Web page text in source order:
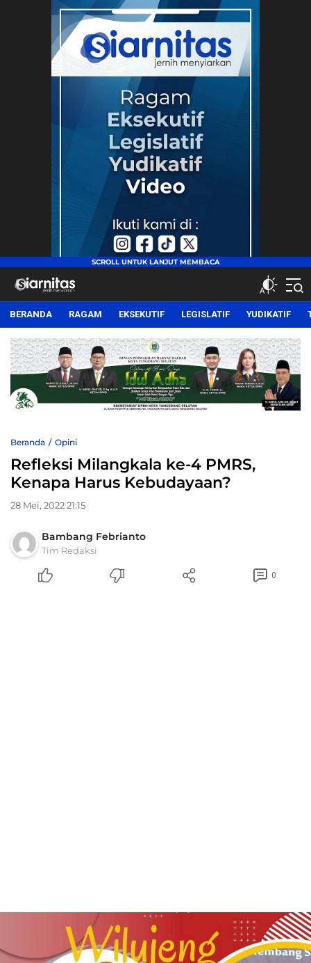
siarnitas
Jernih Menyiarkan
BERANDA RAGAM EKSEKUTIF LEGISLATIF YUDIKATIF
Beranda Opini
Refleksi Milangkala ke-4 PMRS,
Kenapa Harus Kebudayaan?
28 Mei, 2022 21:15
Bambang Febrianto
Tim Redaksi
0